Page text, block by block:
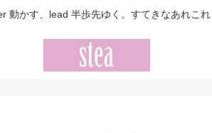
動かす、lead 半歩先ゆく。すてきなあれこれ